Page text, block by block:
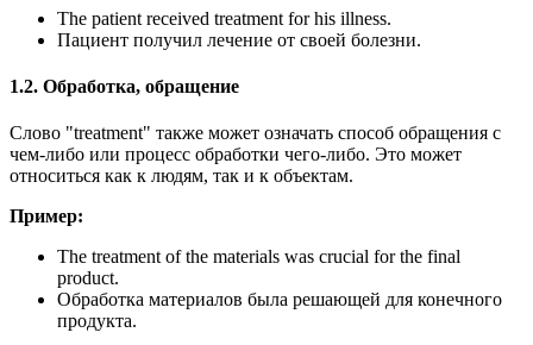
The patient received treatment for his illness.
Пациент получил лечение от своей болезни.
1.2. Обработка, обращение
Слово "treatment" также может означать способ обращения с
чем-либо или процесс обработки чего-либо. Это может
относиться как к людям, так и к объектам.
Пример:
The treatment of the materials was crucial for the final
product.
Обработка материалов была решающей для конечного
продукта.